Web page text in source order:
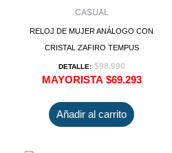
CASUAL
RELOJ DE MUJER ANÁLOGO CON
CRISTAL ZAFIRO TEMPUS
DETALLE: $98.990
MAYORISTA $69.293
Añadir al carrito